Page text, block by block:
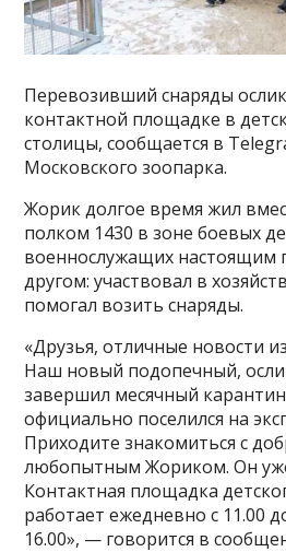
Перевозивший снаряды
контактной площадке в
столицы, сообщается в
Московского зоопарка.
Жорик долгое время жил
полком 1430 в зоне боевых
военнослужащих
другом: участвовал в
помогал возить снаряды.
«Друзья, отличные новости
Наш новый подопечный,
завершил месячный
официально поселился на
Приходите знакомиться с
любопытным Жориком. Он
Контактная площадка
работает ежедневно с 11.00
16.00», — говорится в